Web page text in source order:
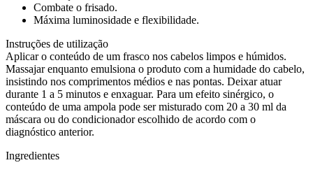
Combate o frisado.
Máxima luminosidade e flexibilidade.
Instruções de utilização
Aplicar o conteúdo de um frasco nos cabelos limpos e húmidos.
Massajar enquanto emulsiona o produto com a humidade do cabelo,
insistindo nos comprimentos médios e nas pontas. Deixar atuar
durante 1 a 5 minutos e enxaguar. Para um efeito sinérgico, o
conteúdo de uma ampola pode ser misturado com 20 a 30 ml da
máscara ou do condicionador escolhido de acordo com o
diagnóstico anterior.
Ingredientes